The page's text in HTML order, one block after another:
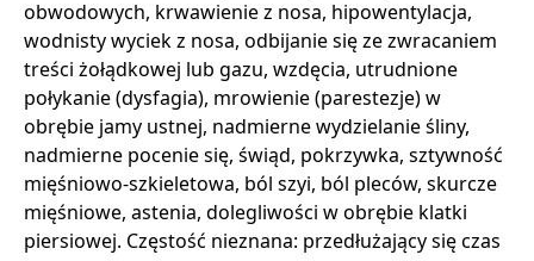
obwodowych, krwawienie z nosa, hipowentylacja,
wodnisty wyciek z nosa, odbijanie się ze zwracaniem
treści żołądkowej lub gazu, wzdęcia, utrudnione
połykanie (dysfagia), mrowienie (parestezje) w
obrębie jamy ustnej, nadmierne wydzielanie śliny,
nadmierne pocenie się, świąd, pokrzywka, sztywność
mięśniowo-szkieletowa, ból szyi, ból pleców, skurcze
mięśniowe, astenia, dolegliwości w obrębie klatki
piersiowej. Częstość nieznana: przedłużający się czas